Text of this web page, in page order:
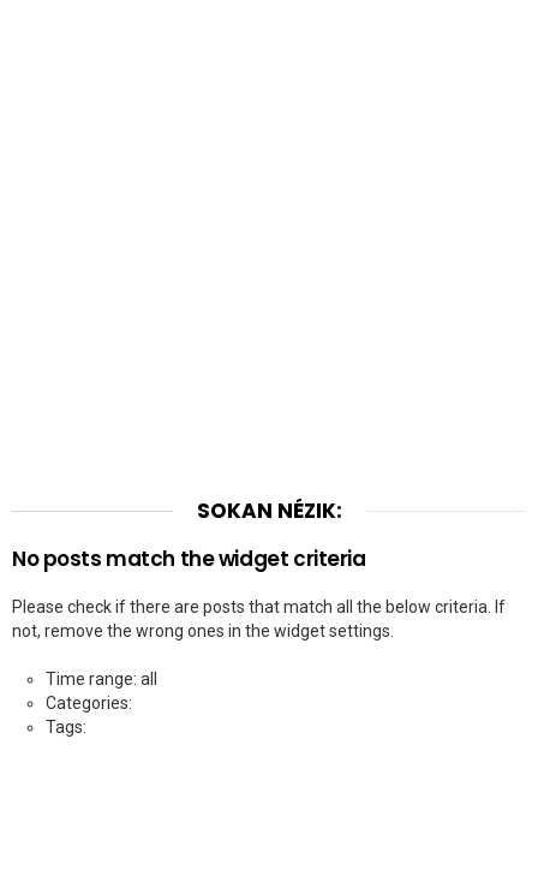
SOKAN NÉZIK:
No posts match the widget criteria
Please check if there are posts that match all the below criteria. If
not, remove the wrong ones in the widget settings.
Time range: all
Categories:
Tags: